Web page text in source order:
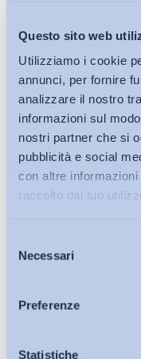
Questo sito web
Utilizziamo i cookie
annunci, per fornire
analizzare il nostro
informazioni sul
nostri partner che si
pubblicità e social
con altre
raccolto dal tuo
delNecessari
Preferenze
Statistiche
Bollettini ADAPT
Articoli
Osservatori
Condividi su:
Ultimi Interventi